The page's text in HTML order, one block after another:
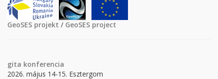
GeoSES projekt / GeoSES project
gita konferencia
2026. május 14-15. Esztergom